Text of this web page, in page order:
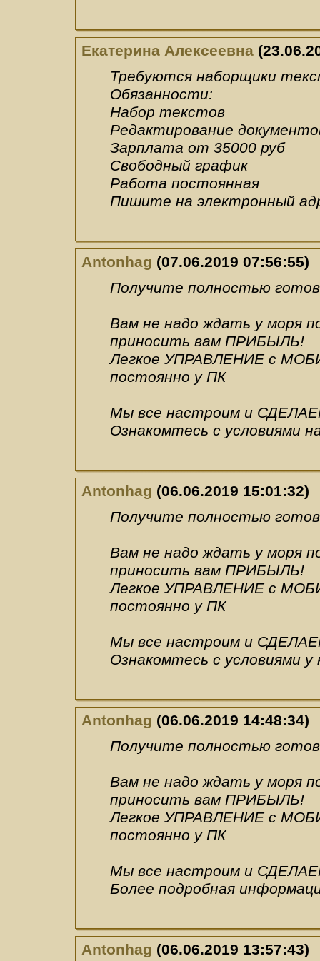
Екатерина Алексеевна
Требуются наборщики
Обязанности:
Набор текстов
Редактирование
Зарплата от 35000 руб
Свободный график
Работа постоянная
Пишите на электронный
Antonhag (07.06.2019 07:56:55)
Получите полностью
Вам не надо ждать у моря
приносить вам ПРИБЫЛЬ!
Легкое УПРАВЛЕНИЕ с
постоянно у ПК
Мы все настроим и
Ознакомтесь с условиями
Antonhag (06.06.2019 15:01:32)
Получите полностью
Вам не надо ждать у моря
приносить вам ПРИБЫЛЬ!
Легкое УПРАВЛЕНИЕ с
постоянно у ПК
Мы все настроим и
Ознакомтесь с условиями
Antonhag (06.06.2019 14:48:34)
Получите полностью
Вам не надо ждать у моря
приносить вам ПРИБЫЛЬ!
Легкое УПРАВЛЕНИЕ с
постоянно у ПК
Мы все настроим и
Более подробная
Antonhag (06.06.2019 13:57:43)